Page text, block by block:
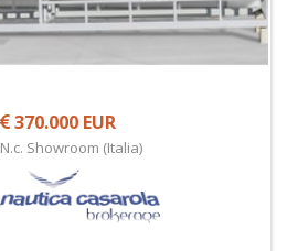
370.000 EUR
N.c. Showroom (Italia)